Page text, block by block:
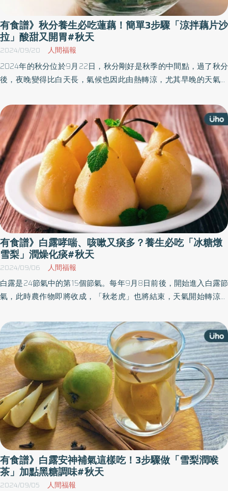
有食譜》秋分養生必吃蓮藕！簡單3步驟「涼拌藕片沙
拉」酸甜又開胃#秋天
2024/09/20 人間福報
2024年的秋分位於9月22日，秋分剛好是秋季的中間點，過了秋分
後，夜晚變得比白天長，氣候也因此由熱轉涼，尤其早晚的天氣溫
蓉所撰此文，分享秋分養生的方法，並分享「藕片雪梨甜菜根沙
拉」食譜，秋分也要健康吃。
有食譜》白露哮喘、咳嗽又痰多？養生必吃「冰糖燉
雪梨」潤燥化痰#秋天
2024/09/06 人間福報
白露是24節氣中的第15個節氣。每年9月8日前後，開始進入白露節
氣，此時農作物即將收成，「秋老虎」也將結束，天氣開始轉涼。
道症狀，民眾除了注意養肺、早睡早起，「冰糖燉雪梨」與「百合
沙參麥冬茶」堪稱最佳食療。《優活健康網》特摘此篇分享白露養
生之道。
有食譜》白露安神補氣這樣吃！3步驟做「雪梨潤喉
茶」加點黑糖調味#秋天
2024/09/05 人間福報